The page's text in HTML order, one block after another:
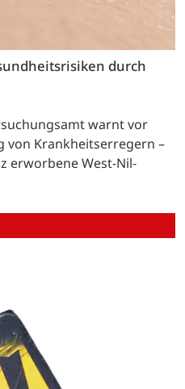
durch
warnt vor
von Krankheitserregern –
erworbene West-Nil-